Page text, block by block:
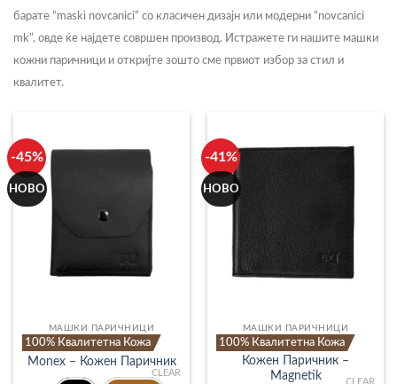
барате “maski novcanici” со класичен дизајн или модерни “novcanici
mk”, овде ќе најдете совршен производ. Истражете ги нашите машки
кожни паричници и откријте зошто сме првиот избор за стил и
квалитет.
-45%
НОВО
МАШКИ ПАРИЧНИЦИ
100% Квалитетна Кожа
Monex – Кожен Паричник
CLEAR
-41%
НОВО
МАШКИ ПАРИЧНИЦИ
100% Квалитетна Кожа
Кожен Паричник –
Magnetik
CLEAR